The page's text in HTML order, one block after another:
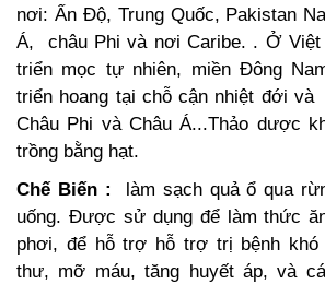
nơi: Ấn Độ, Trung Quốc, Pakistan
Á, châu Phi và nơi Caribe. . Ở Việt
triển mọc tự nhiên, miền Đông
triển hoang tại chỗ cận nhiệt đới
Châu Phi và Châu Á...Thảo dược
trồng bằng hạt.
Chế Biến : làm sạch quả ổ qua
uống. Được sử dụng để làm thức
phơi, để hỗ trợ hỗ trợ trị bệnh khó
thư, mỡ máu, tăng huyết áp, và